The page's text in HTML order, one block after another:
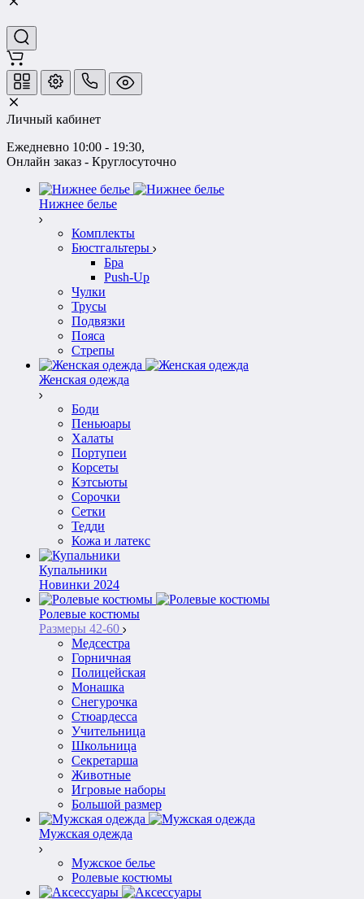
Личный кабинет
Ежедневно 10:00 - 19:30,
Онлайн заказ - Круглосуточно
Нижнее белье
Комплекты
Бюстгальтеры
Бра
Push-Up
Чулки
Трусы
Подвязки
Пояса
Стрепы
Женская одежда
Боди
Пеньюары
Халаты
Портупеи
Корсеты
Кэтсьюты
Сорочки
Сетки
Тедди
Кожа и латекс
Купальники
Новинки 2024
Ролевые костюмы
Размеры 42-60
Медсестра
Горничная
Полицейская
Монашка
Снегурочка
Стюардесса
Учительница
Школьница
Секретарша
Животные
Игровые наборы
Большой размер
Мужская одежда
Мужское белье
Ролевые костюмы